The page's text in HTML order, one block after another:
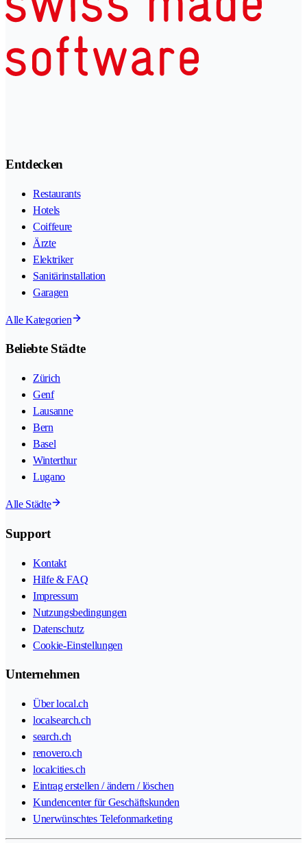
Entdecken
Restaurants
Hotels
Coiffeure
Ärzte
Elektriker
Sanitärinstallation
Garagen
Alle Kategorien
Beliebte Städte
Zürich
Genf
Lausanne
Bern
Basel
Winterthur
Lugano
Alle Städte
Support
Kontakt
Hilfe & FAQ
Impressum
Nutzungsbedingungen
Datenschutz
Cookie-Einstellungen
Unternehmen
Über local.ch
localsearch.ch
search.ch
renovero.ch
localcities.ch
Eintrag erstellen / ändern / löschen
Kundencenter für Geschäftskunden
Unerwünschtes Telefonmarketing